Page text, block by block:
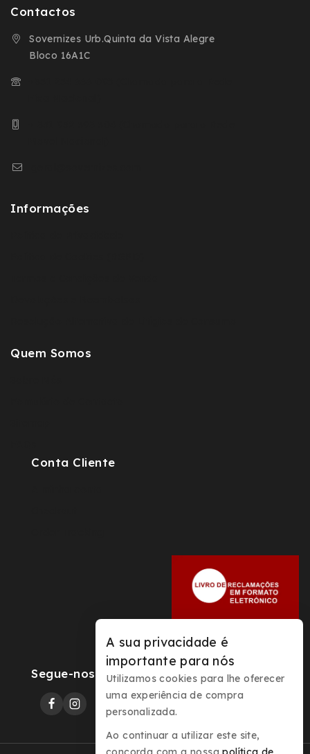
Contactos
Sovernizes Urb.Quinta da Vista Alegre
Bloco 16A1C
Informações
Quem Somos
Conta Cliente
Segue-nos
A sua privacidade é
importante para nós
Utilizamos cookies para lhe oferecer
uma experiência de compra
personalizada.
Ao continuar a utilizar este site,